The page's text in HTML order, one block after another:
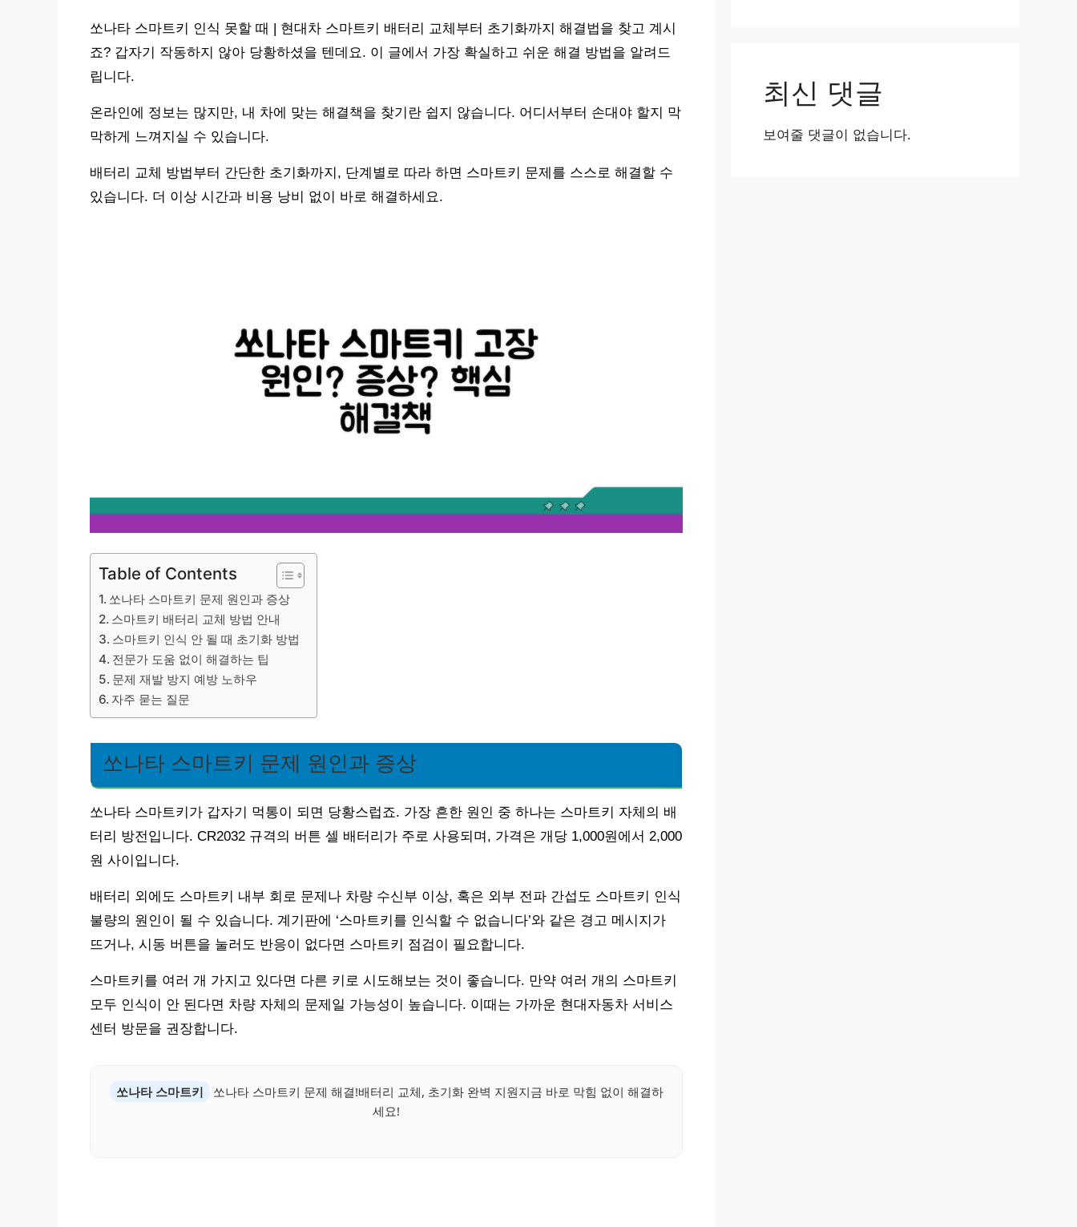
쏘나타 스마트키 인식 못할 때 | 현대차 스마트키 배터리 교체부터 초기화까지 해결법을 찾고 계시
죠? 갑자기 작동하지 않아 당황하셨을 텐데요. 이 글에서 가장 확실하고 쉬운 해결 방법을 알려드
립니다.
온라인에 정보는 많지만, 내 차에 맞는 해결책을 찾기란 쉽지 않습니다. 어디서부터 손대야 할지 막
막하게 느껴지실 수 있습니다.
배터리 교체 방법부터 간단한 초기화까지, 단계별로 따라 하면 스마트키 문제를 스스로 해결할 수
있습니다. 더 이상 시간과 비용 낭비 없이 바로 해결하세요.
Table of Contents
쏘나타 스마트키 문제 원인과 증상
스마트키 배터리 교체 방법 안내
스마트키 인식 안 될 때 초기화 방법
전문가 도움 없이 해결하는 팁
문제 재발 방지 예방 노하우
자주 묻는 질문
쏘나타 스마트키 문제 원인과 증상
쏘나타 스마트키가 갑자기 먹통이 되면 당황스럽죠. 가장 흔한 원인 중 하나는 스마트키 자체의 배
터리 방전입니다. CR2032 규격의 버튼 셀 배터리가 주로 사용되며, 가격은 개당 1,000원에서 2,000
원 사이입니다.
배터리 외에도 스마트키 내부 회로 문제나 차량 수신부 이상, 혹은 외부 전파 간섭도 스마트키 인식
불량의 원인이 될 수 있습니다. 계기판에 ‘스마트키를 인식할 수 없습니다’와 같은 경고 메시지가
뜨거나, 시동 버튼을 눌러도 반응이 없다면 스마트키 점검이 필요합니다.
스마트키를 여러 개 가지고 있다면 다른 키로 시도해보는 것이 좋습니다. 만약 여러 개의 스마트키
모두 인식이 안 된다면 차량 자체의 문제일 가능성이 높습니다. 이때는 가까운 현대자동차 서비스
센터 방문을 권장합니다.
쏘나타 스마트키
쏘나타 스마트키 문제 해결!배터리 교체, 초기화 완벽 지원지금 바로 막힘 없이 해결하
세요!
최신 댓글
보여줄 댓글이 없습니다.